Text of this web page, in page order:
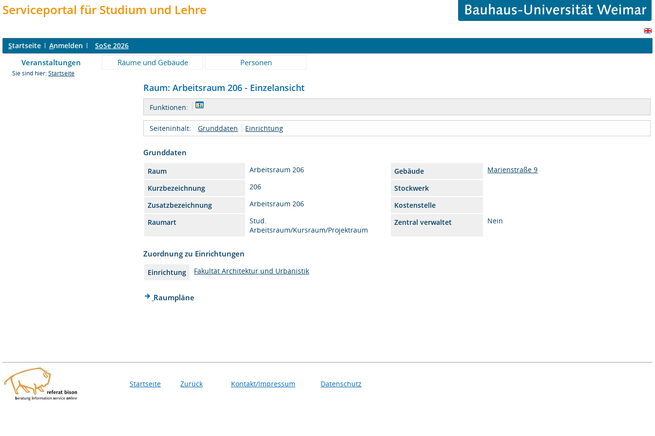
Serviceportal für Studium und Lehre
Startseite Anmelden SoSe 2026
Veranstaltungen Räume und Gebäude Personen
Sie sind hier: Startseite
Raum: Arbeitsraum 206 - Einzelansicht
Funktionen:
Seiteninhalt: Grunddaten Einrichtung
Grunddaten
Raum Arbeitsraum 206 Gebäude
Marienstraße 9
Kurzbezeichnung
206
Stockwerk
Zusatzbezeichnung
Arbeitsraum 206
Kostenstelle
Raumart
Stud.
Arbeitsraum/Kursraum/Projektraum
Zentral verwaltet Nein
Zuordnung zu Einrichtungen
Einrichtung Fakultät Architektur und Urbanistik
Raumpläne
Startseite Zurück Kontakt/Impressum Datenschutz